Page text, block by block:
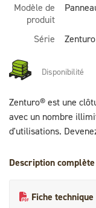
Modèle de
produit
Série Zenturo
Disponibilité
Zenturo® est une
avec un nombre
d'utilisations.
Description complète
Fiche technique